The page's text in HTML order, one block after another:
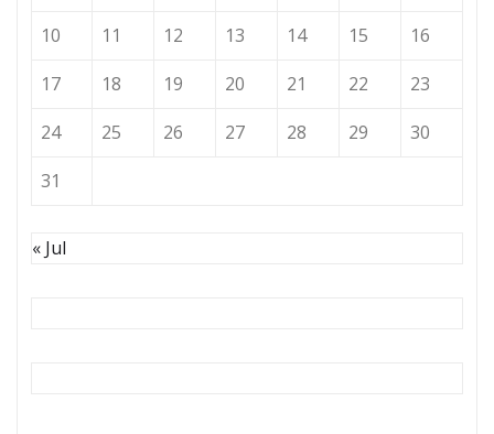
10
11 12 13 14 15
16
17
18 19 20 21 22
23
24
25 26 27 28 29
30
31
« Jul